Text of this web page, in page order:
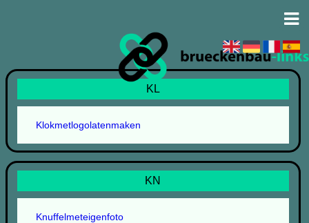
KL
Klokmetlogolatenmaken
KN
Knuffelmeteigenfoto